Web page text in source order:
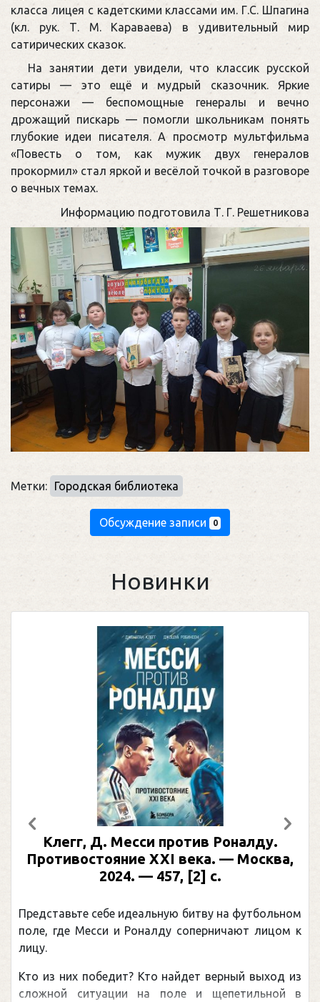
класса лицея с кадетскими классами им. Г.С. Шпагина
(кл. рук. Т. М. Караваева) в удивительный мир
сатирических сказок.
На занятии дети увидели, что классик русской
сатиры — это ещё и мудрый сказочник. Яркие
персонажи — беспомощные генералы и вечно
дрожащий пискарь — помогли школьникам понять
глубокие идеи писателя. А просмотр мультфильма
«Повесть о том, как мужик двух генералов
прокормил» стал яркой и весёлой точкой в разговоре
о вечных темах.
Информацию подготовила Т. Г. Решетникова
Метки: Городская библиотека
Обсуждение записи 0
Новинки
Клегг, Д. Месси против Роналду.
Противостояние XXI века. — Москва,
2024. — 457, [2] с.
Представьте себе идеальную битву на футбольном
поле, где Месси и Роналду соперничают лицом к
лицу.
Кто из них победит? Кто найдет верный выход из
сложной ситуации на поле и щепетильной в
Предыдущий